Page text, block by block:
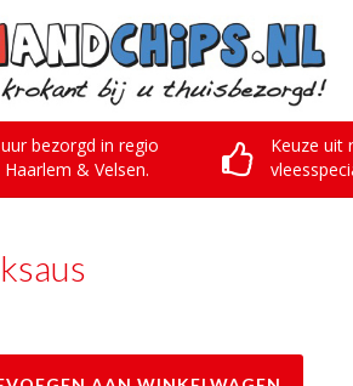
bezorgd in regio
Haarlem & Velsen.
Keuze uit